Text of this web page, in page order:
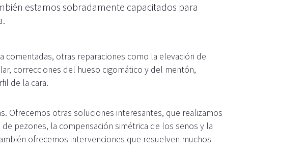
estamos sobradamente capacitados para
comentadas, otras reparaciones como la elevación de
correcciones del hueso cigomático y del mentón,
de la cara.
Ofrecemos otras soluciones interesantes, que realizamos
pezones, la compensación simétrica de los senos y la
ofrecemos intervenciones que resuelven muchos